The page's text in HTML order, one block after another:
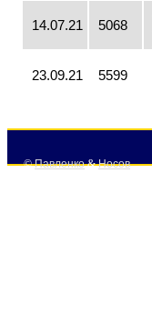
14.07.21 5068
23.09.21 5599
©Павленко&Носов